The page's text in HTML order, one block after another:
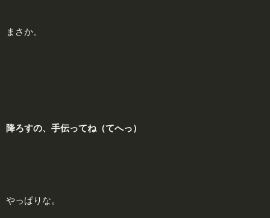
まさか。
降ろすの、手伝ってね（てへっ）
やっぱりな。